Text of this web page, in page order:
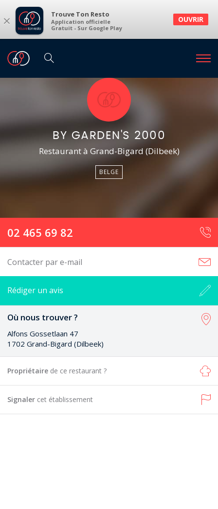
× Trouve Ton Resto
Application officielle
Gratuit - Sur Google Play
OUVRIR
BY GARDEN'S 2000
Restaurant à Grand-Bigard (Dilbeek)
BELGE
02 465 69 82
Contacter par e-mail
Rédiger un avis
Où nous trouver ?
Alfons Gossetlaan 47
1702 Grand-Bigard (Dilbeek)
Propriétaire de ce restaurant ?
Signaler cet établissement